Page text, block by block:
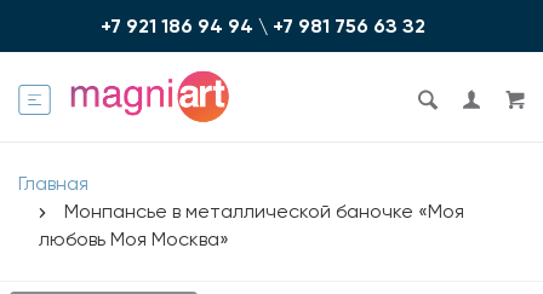
+7 921 186 94 94 \ +7 981 756 6З З2
Главная
Монпансье в металлической баночке «Моя
любовь Моя Москва»